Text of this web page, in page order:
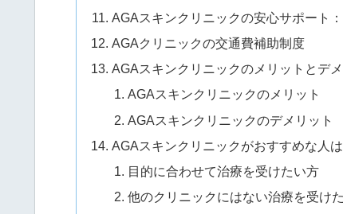
AGAスキンクリニックの安心サポート
AGAクリニックの交通費補助制度
AGAスキンクリニックのメリットとデ
AGAスキンクリニックのメリット
AGAスキンクリニックのデメリット
AGAスキンクリニックがおすすめな人は
目的に合わせて治療を受けたい方
他のクリニックにはない治療を受け